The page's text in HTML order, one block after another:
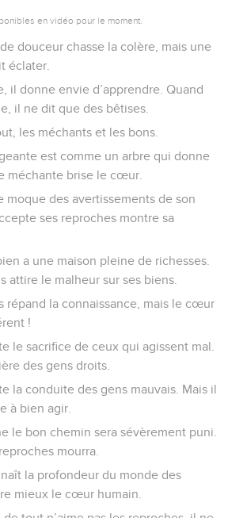
en vidéo pour le moment.
douceur chasse la colère, mais une
éclater.
il donne envie d’apprendre. Quand
il ne dit que des bêtises.
les méchants et les bons.
est comme un arbre qui donne
méchante brise le cœur.
moque des avertissements de son
ses reproches montre sa
a une maison pleine de richesses.
attire le malheur sur ses biens.
répand la connaissance, mais le cœur
!
le sacrifice de ceux qui agissent mal.
des gens droits.
la conduite des gens mauvais. Mais il
à bien agir.
le bon chemin sera sévèrement puni.
mourra.
la profondeur du monde des
mieux le cœur humain.